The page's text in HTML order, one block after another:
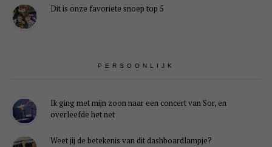
Dit is onze favoriete snoep top 5
PERSOONLIJK
Ik ging met mijn zoon naar een concert van Sor, en
overleefde het net
Weet jij de betekenis van dit dashboardlampje?